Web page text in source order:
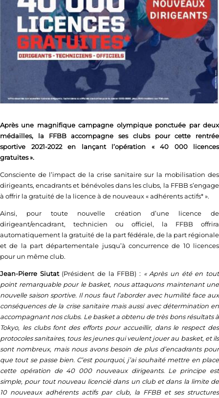
Après une magnifique campagne olympique ponctuée par deux
médailles, la FFBB accompagne ses clubs pour cette rentrée
sportive 2021-2022 en lançant l’opération « 40 000 licences
gratuites ».
Consciente de l’impact de la crise sanitaire sur la mobilisation des
dirigeants, encadrants et bénévoles dans les clubs, la FFBB s’engage
à offrir la gratuité de la licence à de nouveaux « adhérents actifs* ».
Ainsi, pour toute nouvelle création d’une licence de
dirigeant/encadrant, technicien ou officiel, la FFBB offrira
automatiquement la gratuité de la part fédérale, de la part régionale
et de la part départementale jusqu’à concurrence de 10 licences
pour un même club.
Jean-Pierre Siutat(Président de la FFBB) : « Après un été en tout
point remarquable pour le basket, nous attaquons maintenant une
nouvelle saison sportive. Il nous faut l’aborder avec humilité face aux
conséquences de la crise sanitaire mais aussi avec détermination en
accompagnant nos clubs. Le basket a obtenu de très bons résultats à
Tokyo, les clubs font des efforts pour accueillir, dans le respect des
protocoles sanitaires, tous les jeunes qui veulent jouer au basket, et ils
sont nombreux, mais nous avons besoin de plus d’encadrants pour
que tout se passe bien. C’est pourquoi, j’ai souhaité mettre en place
cette opération de 40 000 nouveaux dirigeants. Le principe est
simple, pour tout nouveau licencié dans un club et dans la limite de
10 nouveaux adhérents actifs par club, la FFBB et ses structures